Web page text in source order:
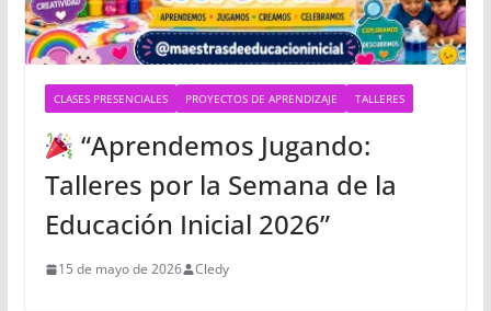
CLASES PRESENCIALES PROYECTOS DE APRENDIZAJE TALLERES
“Aprendemos Jugando:
Talleres por la Semana de la
Educación Inicial 2026”
15 de mayo de 2026 Cledy